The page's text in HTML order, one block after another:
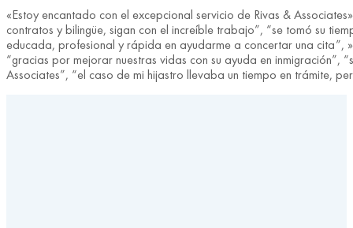
«Estoy encantado con el excepcional servicio de Rivas &
contratos y bilingüe, sigan con el increíble trabajo”, “se tomó su
educada, profesional y rápida en ayudarme a concertar una cita”,
“gracias por mejorar nuestras vidas con su ayuda en inmigración”,
Associates”, “el caso de mi hijastro llevaba un tiempo en trámite,